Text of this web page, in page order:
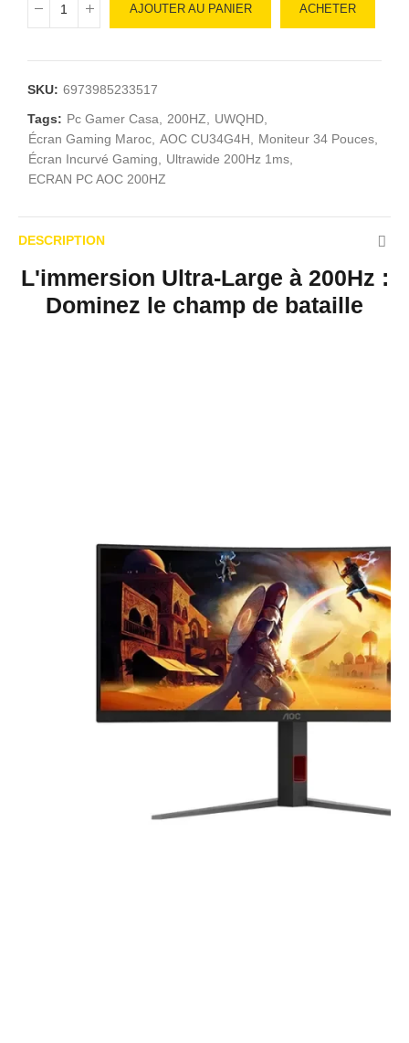
AJOUTER AU PANIER ACHETER
SKU: 6973985233517
Tags: Pc Gamer Casa 200HZ
UWQHD
Écran Gaming Maroc AOC CU34G4H
Moniteur 34 Pouces
Écran Incurvé Gaming
Ultrawide 200Hz 1ms
ECRAN PC AOC 200HZ
DESCRIPTION
L'immersion Ultra-Large à 200Hz :
Dominez le champ de bataille